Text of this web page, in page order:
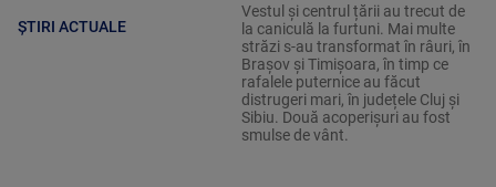
ȘTIRI ACTUALE
Vestul și centrul țării au trecut de
la caniculă la furtuni. Mai multe
străzi s-au transformat în râuri, în
Brașov și Timișoara, în timp ce
rafalele puternice au făcut
distrugeri mari, în județele Cluj și
Sibiu. Două acoperișuri au fost
smulse de vânt.